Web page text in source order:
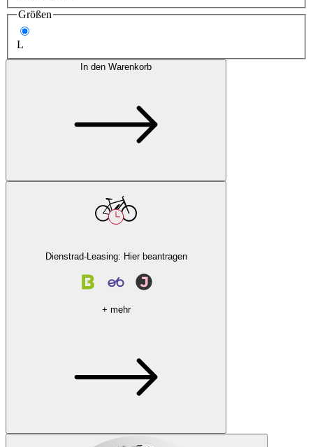
Größen
L
In den Warenkorb
Dienstrad-Leasing: Hier beantragen
+ mehr